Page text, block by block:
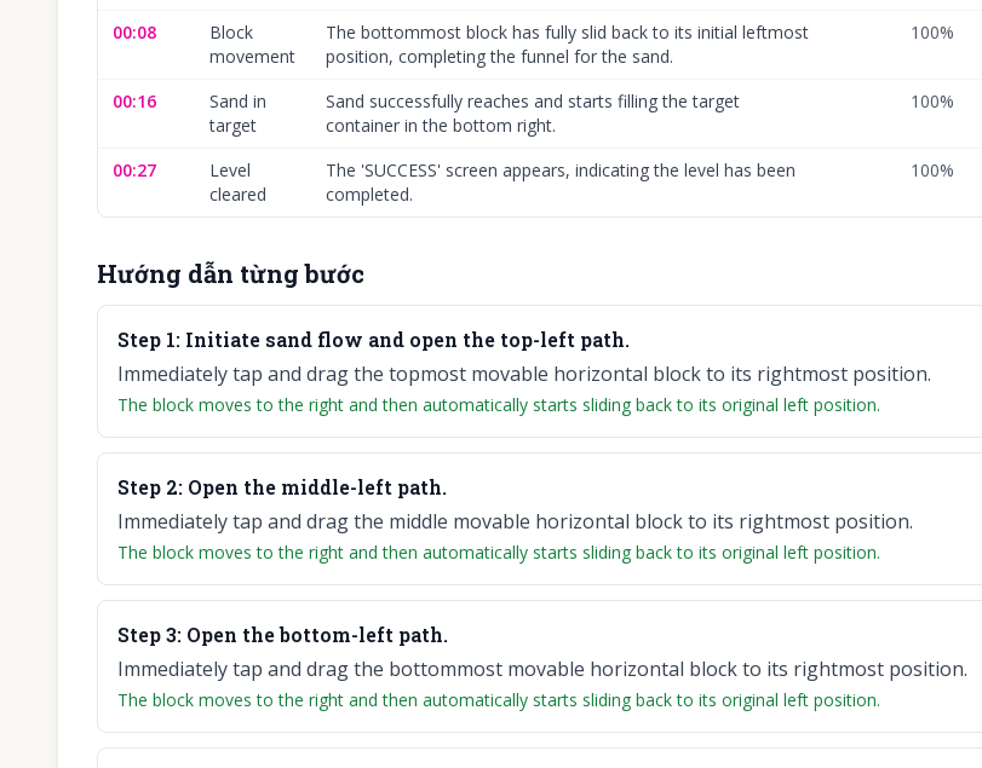
00:08
Block
movement
The bottommost block has fully slid back to its initial leftmost
position, completing the funnel for the sand.
100%
00:16
Sand in
target
Sand successfully reaches and starts filling the target
container in the bottom right.
100%
00:27
Level
cleared
The 'SUCCESS' screen appears, indicating the level has been
completed.
100%
Hướng dẫn từng bước
Step 1: Initiate sand flow and open the top-left path.
Immediately tap and drag the topmost movable horizontal block to its rightmost position.
The block moves to the right and then automatically starts sliding back to its original left position.
Step 2: Open the middle-left path.
Immediately tap and drag the middle movable horizontal block to its rightmost position.
The block moves to the right and then automatically starts sliding back to its original left position.
Step3: Open the bottom-left path.
Immediately tap and drag the bottommost movable horizontal block to its rightmost position.
The block moves to the right and then automatically starts sliding back to its original left position.